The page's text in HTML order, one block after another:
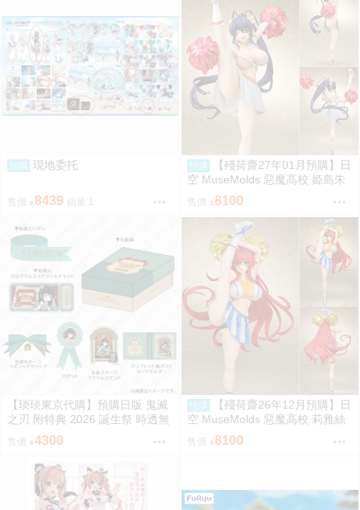
預購 現地委托
8439 銷量:1
預購
【殘荷齋27年01月預購】日
空 MuseMolds 惡魔高校 姫島朱
乃 啦啦隊Ver 1/6
8100
【琰琰東京代購】預購日版 鬼滅
之刃 附特典 2026 誕生祭 時透無
一郎 生日套組 立牌 明信片收藏
冊 胸針 絲帶髮夾
售價 4300
預購
【殘荷齋26年12月預購】日
空 MuseMolds 惡魔高校 莉雅絲
啦啦隊Ver 1/6
售價 8100